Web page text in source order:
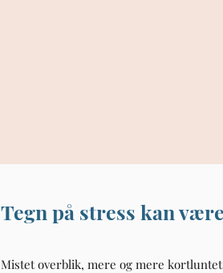
Tegn på stress kan
Mistet overblik, mere og mere